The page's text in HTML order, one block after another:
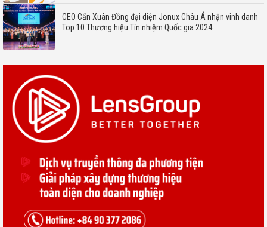
CEO Cấn Xuân Đồng đại diện Jonux Châu Á nhận vinh danh
Top 10 Thương hiệu Tín nhiệm Quốc gia 2024